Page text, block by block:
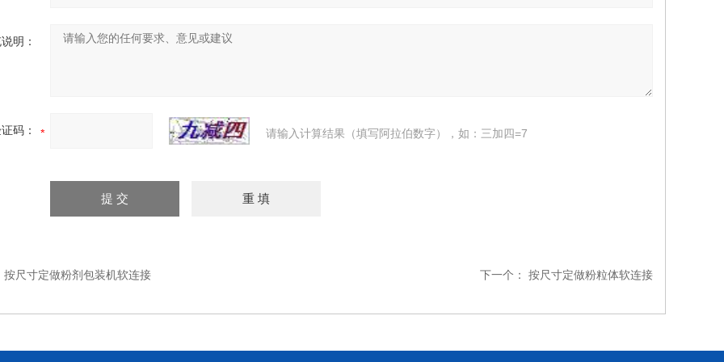
明：
码： 请输入计算结果（填写阿拉伯数字），如：三加四=7
按尺寸定做粉剂包装机软连接 下一个： 按尺寸定做粉粒体软连接